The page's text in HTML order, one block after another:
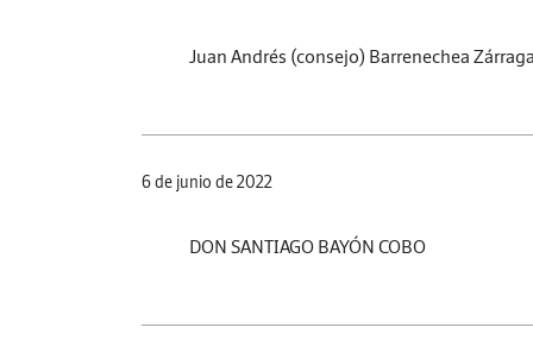
Juan Andrés (consejo) Barrenechea Zárraga
6 de junio de 2022
DON SANTIAGO BAYÓN COBO